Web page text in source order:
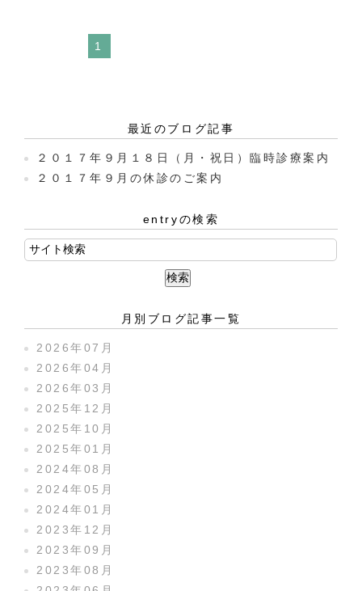
1
最近のブログ記事
２０１７年９月１８日（月・祝日）臨時診療案内
２０１７年９月の休診のご案内
entryの検索
月別ブログ記事一覧
2026年07月
2026年04月
2026年03月
2025年12月
2025年10月
2025年01月
2024年08月
2024年05月
2024年01月
2023年12月
2023年09月
2023年08月